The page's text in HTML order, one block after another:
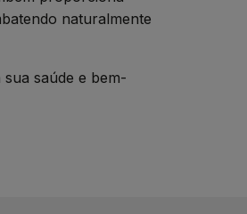
naturalmente
saúde e bem-